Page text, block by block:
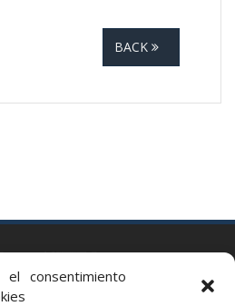
el consentimiento
BACK
bis, 3º, 08006 Barcelona